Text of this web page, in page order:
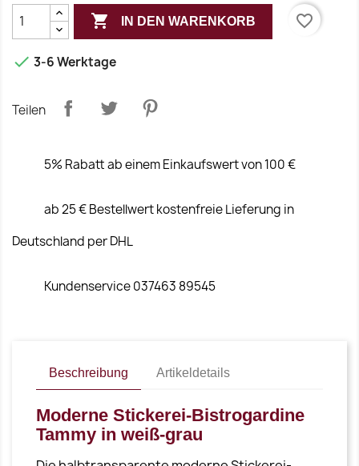
 IN DEN WARENKORB favorite_border
 3-6 Werktage
Teilen
5% Rabatt ab einem Einkaufswert von 100 €
ab 25 € Bestellwert kostenfreie Lieferung in
Deutschland per DHL
Kundenservice 037463 89545
Beschreibung Artikeldetails
Moderne Stickerei-Bistrogardine
Tammy in weiß-grau